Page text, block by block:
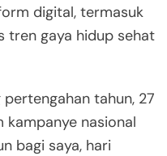
digital, termasuk
tren gaya hidup sehat
tahun, 27
kampanye nasional
bagi saya, hari